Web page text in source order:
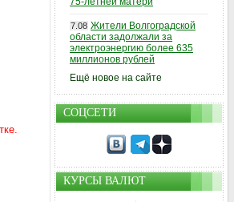
7.08 Жители Волгоградской
области задолжали за
электроэнергию более 635
миллионов рублей
Ещё новое на сайте
СОЦСЕТИ
КУРСЫ ВАЛЮТ